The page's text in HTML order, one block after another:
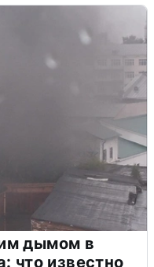
дымом в
что известно